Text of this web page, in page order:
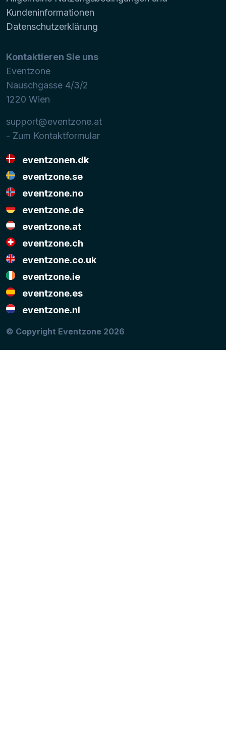
Kundeninformationen
Datenschutzerklärung
Kontaktieren Sie uns
Eventzone
Nauschgasse 4/3/2
1220 Wien
support@eventzone.at
- Zum Kontaktformular
eventzonen.dk
eventzone.se
eventzone.no
eventzone.de
eventzone.at
eventzone.ch
eventzone.co.uk
eventzone.ie
eventzone.es
eventzone.nl
© Copyright Eventzone 2026